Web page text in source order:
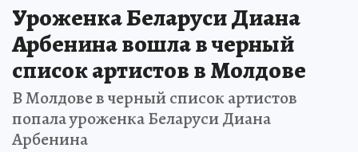
Уроженка Беларуси Диана
Арбенина вошла в черный
список артистов в Молдове
В Молдове в черный список артистов
попала уроженка Беларуси Диана
Арбенина